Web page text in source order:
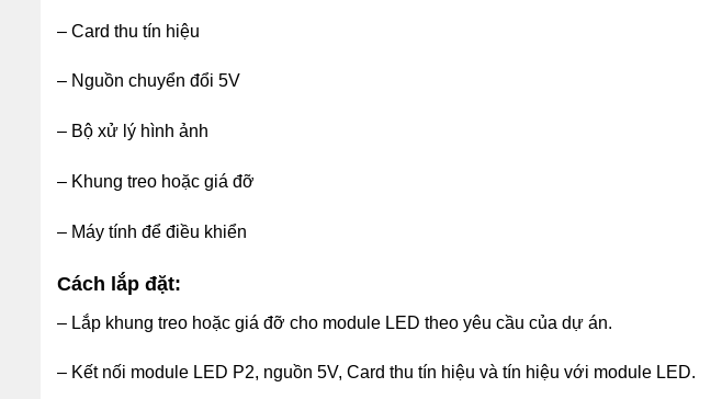
– Card thu tín hiệu
– Nguồn chuyển đổi 5V
– Bộ xử lý hình ảnh
– Khung treo hoặc giá đỡ
– Máy tính để điều khiển
Cách lắp đặt:
– Lắp khung treo hoặc giá đỡ cho module LED theo yêu cầu của dự án.
– Kết nối module LED P2, nguồn 5V, Card thu tín hiệu và tín hiệu với module LED.